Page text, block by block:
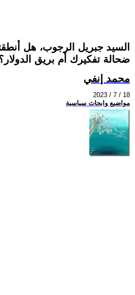
السيد جبريل الرجوب، هل
ضحالة تفكيرك أم بريق
محمد إنفي
2023 / 7 / 18
مواضيع وابحاث سياسية